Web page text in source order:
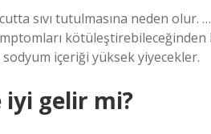
sıvı tutulmasına neden olur. …
içeriği yüksek yiyecekler.
iyi gelir mi?